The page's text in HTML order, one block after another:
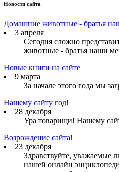
Новости сайта
Домашние животные - братья
3 апреля
Сегодня сложно
животные - братья наши
Новые книги на сайте
9 марта
За начале этого года мы
Нашему сайту год!
28 декабря
Ура товарищи! Нашему
Возрождение сайта!
23 декабря
Здравствуйте, уважаемые
нашей онлайн